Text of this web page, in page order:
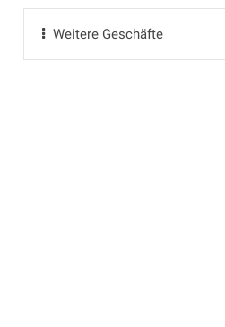
Weitere Geschäfte